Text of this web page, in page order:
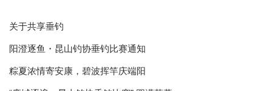
关于共享垂钓
阳澄逐鱼・昆山钓协垂钓比赛通知
粽夏浓情寄安康，碧波挥竿庆端阳